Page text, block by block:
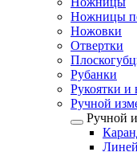
Ножницы
Ножовки
Отвертки
Рубанки
Рукоятки и
Ручной
Ручной